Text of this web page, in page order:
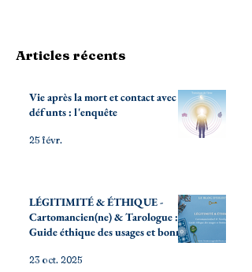
Articles récents
Vie après la mort et contact avec les
défunts : l'enquête
25 févr.
LÉGITIMITÉ & ÉTHIQUE -
Cartomancien(ne) & Tarologue :
Guide éthique des usages et bonnes
23 oct. 2025